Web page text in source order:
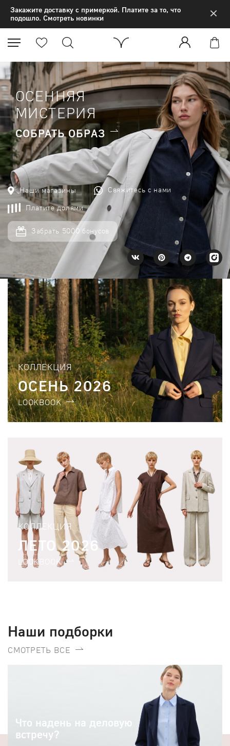
Закажите доставку с примеркой. Платите за то, что
подошло. Смотреть новинки
×
ОСЕННЯЯ
МИСТЕРИЯ
СОБРАТЬ ОБРАЗ
Наши магазины Свяжитесь с нами
Платите долями
Забрать 5000 бонусов
КОЛЛЕКЦИЯ
ОСЕНЬ 2026
LOOKBOOK
КОЛЛЕКЦИЯ
ЛЕТО 2026
LOOKBOOK
Наши подборки
СМОТРЕТЬ ВСЕ
Что надень на деловую
встречу?